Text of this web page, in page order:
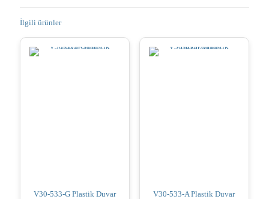
İlgili ürünler
V30-533-G Plastik Duvar
V30-533-A Plastik Duvar